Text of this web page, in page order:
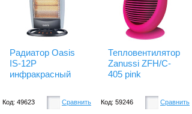
Радиатор Oasis
IS-12P
инфракрасный
Код: 49623 Сравнить
Тепловентилятор
Zanussi ZFH/C-
405 pink
Код: 59246 Сравнить